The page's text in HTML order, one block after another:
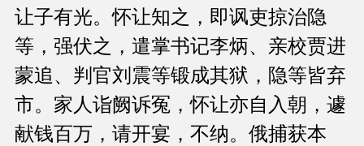
让子有光。怀让知之，即讽吏掠治隐
等，强伏之，遣掌书记李炳、亲校贾进
蒙追、判官刘震等锻成其狱，隐等皆弃
市。家人诣阙诉冤，怀让亦自入朝，遽
献钱百万，请开宴，不纳。俄捕获本